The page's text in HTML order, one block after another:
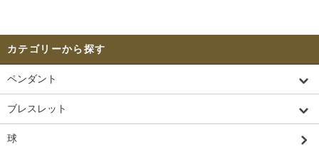
カテゴリーから探す
ペンダント
ブレスレット
球